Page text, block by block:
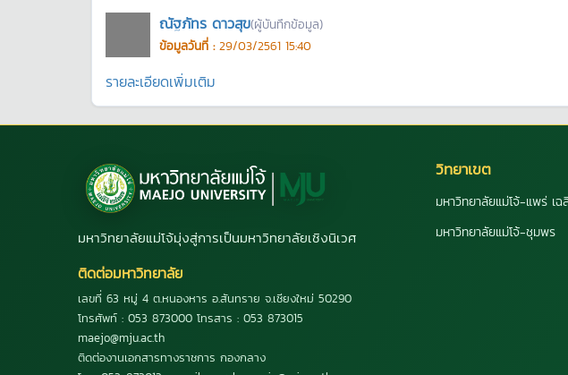
ณัฐภัทร ดาวสุข(ผู้บันทึกข้อมูล)
ข้อมูลวันที่ : 29/03/2561 15:40
รายละเอียดเพิ่มเติม
มหาวิทยาลัยแม่โจ้มุ่งสู่การเป็นมหาวิทยาลัยเชิงนิเวศ
ติดต่อมหาวิทยาลัย
เลขที่ 63 หมู่ 4 ต.หนองหาร อ.สันทราย จ.เชียงใหม่ 50290
โทรศัพท์ : 053 873000 โทรสาร : 053 873015
maejo@mju.ac.th
ติดต่องานเอกสารทางราชการ กองกลาง
วิทยาเขต
มหาวิทยาลัยแม่โจ้-แพร่ เฉ
มหาวิทยาลัยแม่โจ้-ชุมพร